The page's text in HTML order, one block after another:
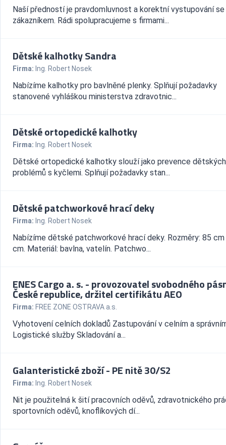
Naší předností je pravdomluvnost a korektní vystupování se
zákazníkem. Rádi spolupracujeme s firmami...
Dětské kalhotky Sandra
Firma: Ing. Robert Nosek
Nabízíme kalhotky pro bavlněné plenky. Splňují požadavky
stanovené vyhláškou ministerstva zdravotnic...
Dětské ortopedické kalhotky
Firma: Ing. Robert Nosek
Dětské ortopedické kalhotky slouží jako prevence dětských
problémů s kyčlemi. Splňují požadavky stan...
Dětské patchworkové hrací deky
Firma: Ing. Robert Nosek
Nabízíme dětské patchworkové hrací deky. Rozměry: 85
cm. Materiál: bavlna, vatelín. Patchwo...
ENES Cargo a. s. - provozovatel svobodného
České republice, držitel certifikátu AEO
Firma: FREE ZONE OSTRAVA a.s.
Vyhotovení celních dokladů Zastupování v celním a
Logistické služby Skladování a...
Galanteristické zboží - PE nitě 30/S2
Firma: Ing. Robert Nosek
Nit je použitelná k šití pracovních oděvů, zdravotnického
sportovních oděvů, knoflíkových dí...